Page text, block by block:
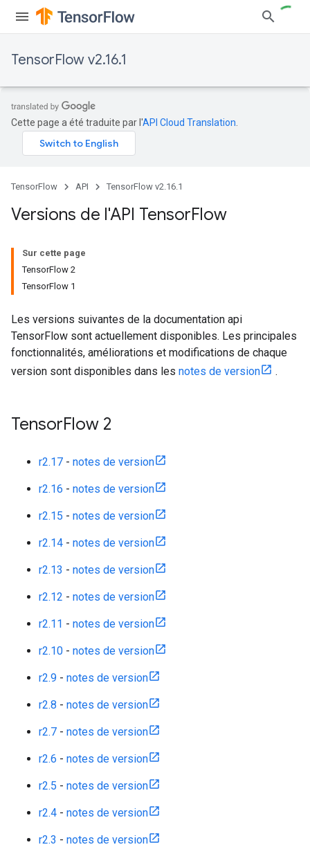
TensorFlow v2.16.1
Cette page a été traduite par l'API Cloud Translation
TensorFlow API TensorFlow v2.16.1
Versions de l'API TensorFlow
Sur cette page
TensorFlow 2
TensorFlow 1
Les versions suivantes de la documentation api
TensorFlow sont actuellement disponibles. Les principales
fonctionnalités, améliorations et modifications de chaque
version sont disponibles dans les notes de version .
TensorFlow 2
r2.17 - notes de version
r2.16 - notes de version
r2.15 - notes de version
r2.14 - notes de version
r2.13 - notes de version
r2.12 - notes de version
r2.11 - notes de version
r2.10 - notes de version
r2.9 - notes de version
r2.8 - notes de version
r2.7 - notes de version
r2.6 - notes de version
r2.5 - notes de version
r2.4 - notes de version
r2.3 - notes de version